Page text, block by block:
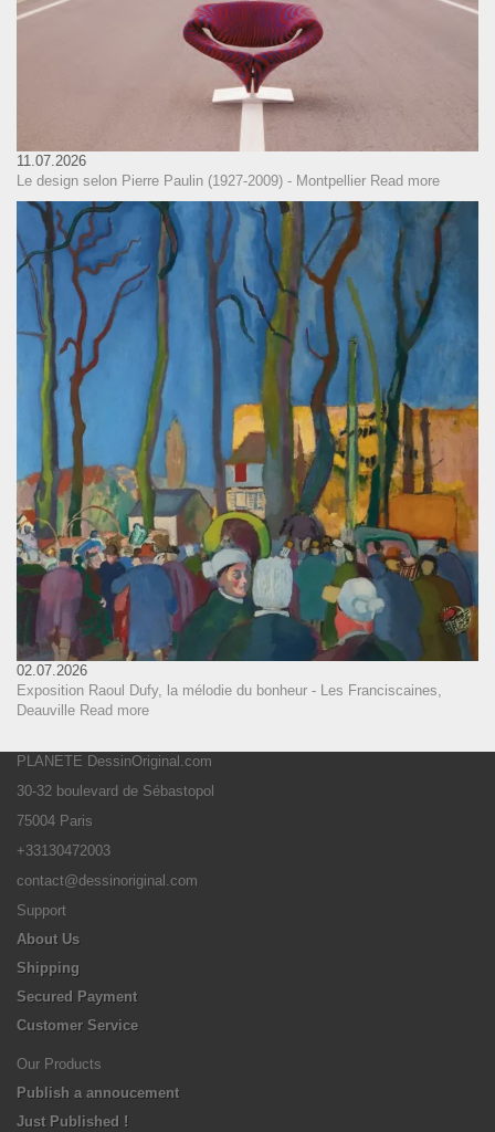
11.07.2026
Le design selon Pierre Paulin (1927-2009) - Montpellier Read more
02.07.2026
Exposition Raoul Dufy, la mélodie du bonheur - Les Franciscaines,
Deauville Read more
PLANETE DessinOriginal.com
30-32 boulevard de Sébastopol
75004 Paris
+33130472003
contact@dessinoriginal.com
Support
About Us
Shipping
Secured Payment
Customer Service
Our Products
Publish a annoucement
Just Published !